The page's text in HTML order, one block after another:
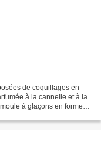
de coquillages en
à la cannelle et à la
à glaçons en forme